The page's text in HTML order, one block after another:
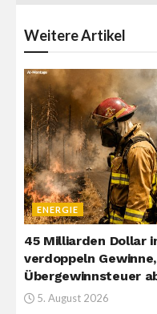
WeitereArtikel
ENERGIE
45 Milliarden Dollar
verdoppeln
Übergewinnsteuer
5. August 2026